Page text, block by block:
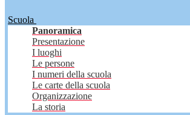
Scuola
Panoramica
Presentazione
I luoghi
Le persone
I numeri della scuola
Le carte della scuola
Organizzazione
La storia